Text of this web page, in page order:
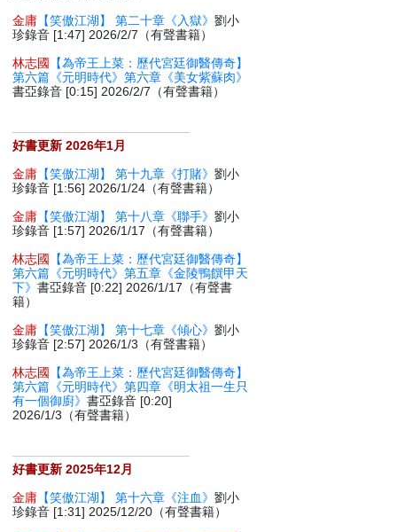
金庸 【笑傲江湖】 第二十章《入獄》劉小
珍錄音 [1:47] 2026/2/7（有聲書籍）
林志國
【為帝王上菜：歷代宮廷御醫傳奇】
第六篇《元明時代》第六章《美女紫蘇肉》
書亞錄音 [0:15] 2026/2/7（有聲書籍）
好書更新 2026年1月
金庸 【笑傲江湖】 第十九章《打賭》劉小
珍錄音 [1:56] 2026/1/24（有聲書籍）
金庸 【笑傲江湖】 第十八章《聯手》劉小
珍錄音 [1:57] 2026/1/17（有聲書籍）
林志國
【為帝王上菜：歷代宮廷御醫傳奇】
第六篇《元明時代》第五章《金陵鴨饌甲天
下》書亞錄音 [0:22] 2026/1/17（有聲書
籍）
金庸 【笑傲江湖】 第十七章《傾心》劉小
珍錄音 [2:57] 2026/1/3（有聲書籍）
林志國
【為帝王上菜：歷代宮廷御醫傳奇】
第六篇《元明時代》第四章《明太祖一生只
有一個御廚》書亞錄音 [0:20]
2026/1/3（有聲書籍）
好書更新 2025年12月
金庸 【笑傲江湖】 第十六章《注血》劉小
珍錄音 [1:31] 2025/12/20（有聲書籍）